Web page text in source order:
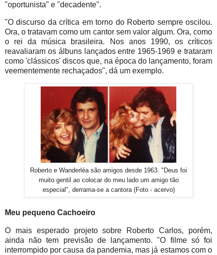
"oportunista" e "decadente".
"O discurso da crítica em torno do Roberto sempre oscilou.
Ora, o tratavam como um cantor sem valor algum. Ora, como
o rei da música brasileira. Nos anos 1990, os críticos
reavaliaram os álbuns lançados entre 1965-1969 e trataram
como 'clássicos' discos que, na época do lançamento, foram
veementemente rechaçados", dá um exemplo.
Roberto e Wanderléa são amigos desde 1963. "Deus foi
muito gentil ao colocar do meu lado um amigo tão
especial", derrama-se a cantora (Foto - acervo)
Meu pequeno Cachoeiro
O mais esperado projeto sobre Roberto Carlos, porém,
ainda não tem previsão de lançamento. "O filme só foi
interrompido por causa da pandemia, mas já estamos com o